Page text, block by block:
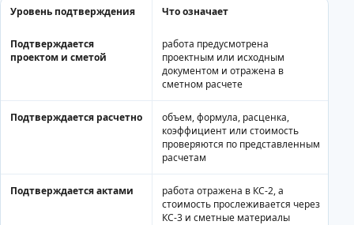
Уровень подтверждения Что означает
Подтверждается
проектом и сметой
работа предусмотрена
проектным или исходным
документом и отражена в
сметном расчете
Подтверждается расчетно
объем, формула, расценка,
коэффициент или стоимость
проверяются по представленным
расчетам
Подтверждается актами
работа отражена в КС-2, а
стоимость прослеживается через
КС-3 и сметные материалы